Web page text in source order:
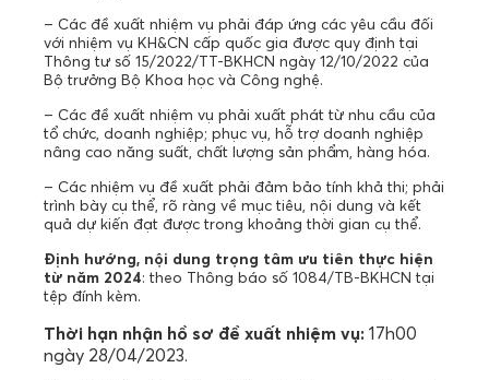
– Các đề xuất nhiệm vụ phải đáp ứng các yêu cầu đối
với nhiệm vụ KH&CN cấp quốc gia được quy định tại
Thông tư số 15/2022/TT-BKHCN ngày 12/10/2022 của
Bộ trưởng Bộ Khoa học và Công nghệ.
– Các đề xuất nhiệm vụ phải xuất phát từ nhu cầu của
tổ chức, doanh nghiệp; phục vụ, hỗ trợ doanh nghiệp
nâng cao năng suất, chất lượng sản phẩm, hàng hóa.
– Các nhiệm vụ đề xuất phải đảm bảo tính khả thi; phải
trình bày cụ thể, rõ ràng về mục tiêu, nội dung và kết
quả dự kiến đạt được trong khoảng thời gian cụ thể.
Định hướng, nội dung trọng tâm ưu tiên thực hiện
từ năm 2024: theo Thông báo số 1084/TB-BKHCN tại
tệp đính kèm.
Thời hạn nhận hồ sơ đề xuất nhiệm vụ: 17h00
ngày 28/04/2023.